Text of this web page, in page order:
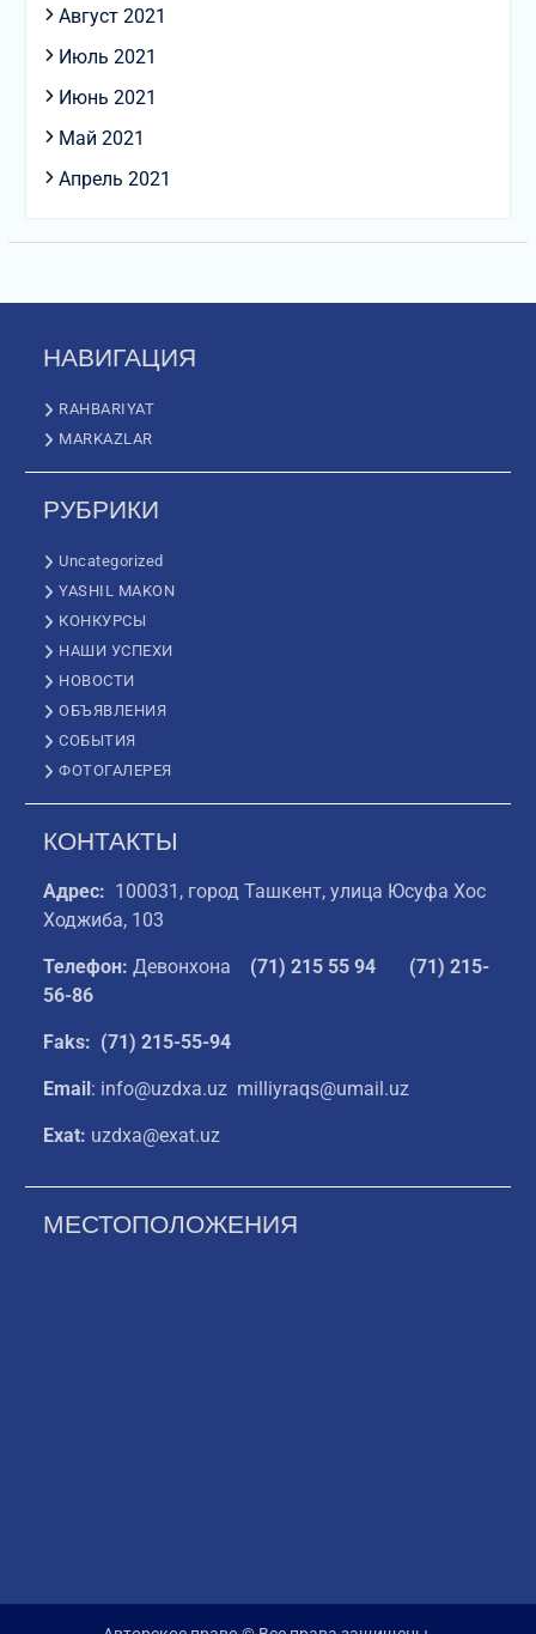
Август 2021
Июль 2021
Июнь 2021
Май 2021
Апрель 2021
НАВИГАЦИЯ
RAHBARIYAT
MARKAZLAR
РУБРИКИ
Uncategorized
YASHIL MAKON
КОНКУРСЫ
НАШИ УСПЕХИ
НОВОСТИ
ОБЪЯВЛЕНИЯ
СОБЫТИЯ
ФОТОГАЛЕРЕЯ
КОНТАКТЫ
Адрес: 100031, город Ташкент, улица Юсуфа Хос
Ходжиба, 103
Телефон: Девонхона (71) 215 55 94
(71) 215-
56-86
Faks: (71) 215-55-94
Email: info@uzdxa.uz milliyraqs@umail.uz
Exat: uzdxa@exat.uz
МЕСТОПОЛОЖЕНИЯ